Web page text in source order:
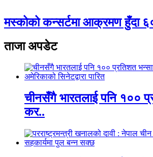
मस्कोको कन्सर्टमा आक्रमण हुँदा
ताजा अपडेट
चीनसँगै भारतलाई पनि १००
कर..